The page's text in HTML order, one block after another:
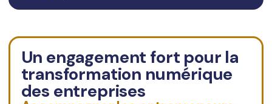
Un engagement fort pour la
transformation numérique
des entreprises